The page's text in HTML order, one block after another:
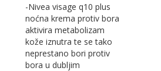
-Nivea visage q10 plus
noćna krema protiv bora
aktivira metabolizam
kože iznutra te se tako
neprestano bori protiv
bora u dubljim